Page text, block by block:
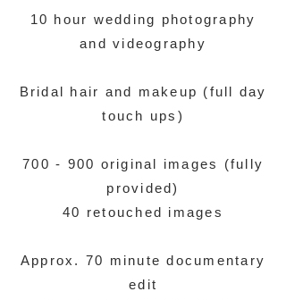
10 hour wedding photography
and videography
Bridal hair and makeup (full day
touch ups)
700 - 900 original images (fully
provided)
40 retouched images
Approx. 70 minute documentary
edit